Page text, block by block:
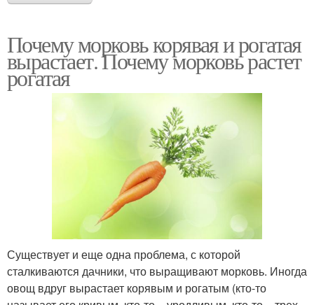
Почему морковь корявая и рогатая
вырастает. Почему морковь растет
рогатая
Существует и еще одна проблема, с которой
сталкиваются дачники, что выращивают морковь. Иногда
овощ вдруг вырастает корявым и рогатым (кто-то